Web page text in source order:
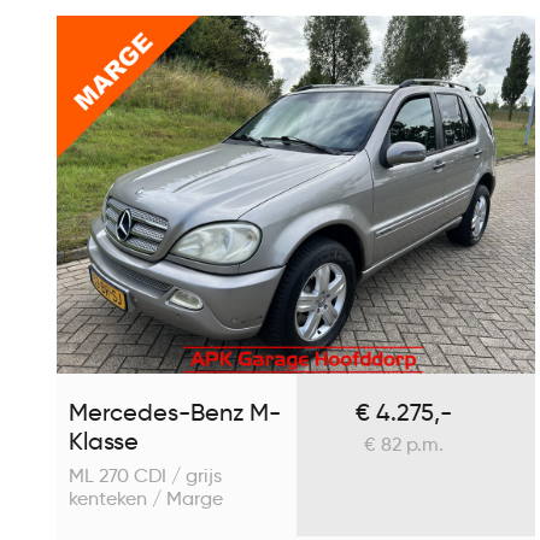
Mercedes-Benz M-
Klasse
ML 270 CDI / grijs
kenteken / Marge
€ 4.275,-
€ 82 p.m.